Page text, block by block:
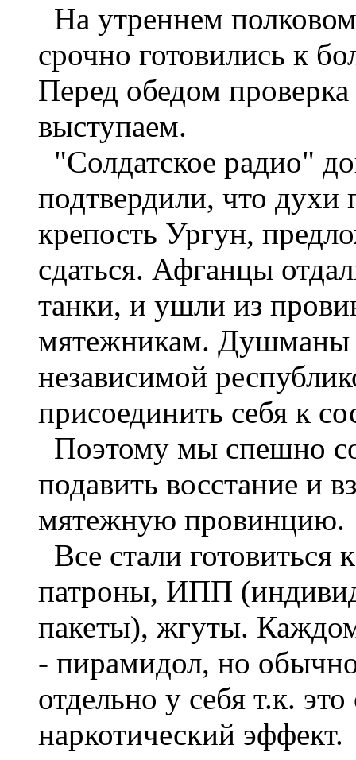
На утреннем
срочно готовились к
Перед обедом проверка
выступаем.
"Солдатское радио"
подтвердили, что духи
крепость Ургун,
сдаться. Афганцы
танки, и ушли из
мятежникам. Душманы
независимой
присоединить себя к
Поэтому мы спешно
подавить восстание и
мятежную провинцию.
Все стали
патроны, ИПП
пакеты), жгуты.
- пирамидол, но
отдельно у себя т.к.
наркотический эффект.